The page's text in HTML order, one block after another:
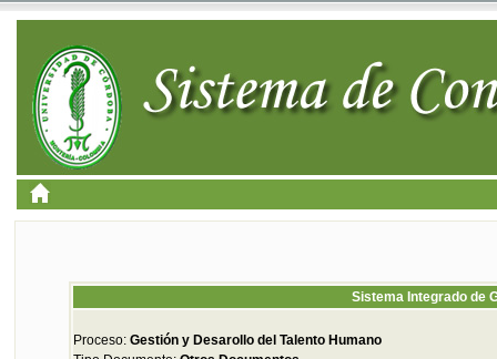
Sistema Integrado de
Proceso: Gestión y Desarollo del Talento Humano